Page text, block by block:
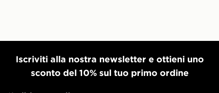
Iscriviti alla nostra newsletter e ottieni uno
sconto del 10% sul tuo primo ordine